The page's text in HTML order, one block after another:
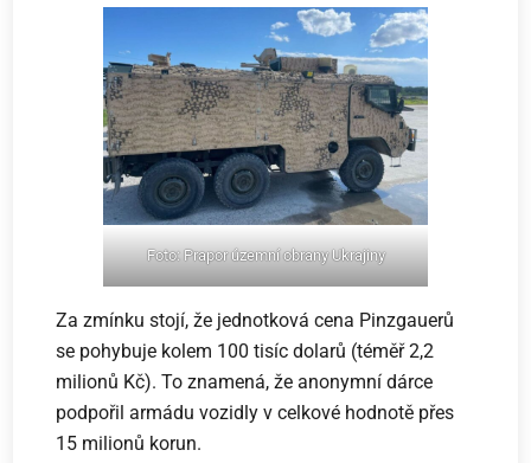
Foto: Prapor územní obrany Ukrajiny
Za zmínku stojí, že jednotková cena Pinzgauerů
se pohybuje kolem 100 tisíc dolarů (téměř 2,2
milionů Kč). To znamená, že anonymní dárce
podpořil armádu vozidly v celkové hodnotě přes
15 milionů korun.